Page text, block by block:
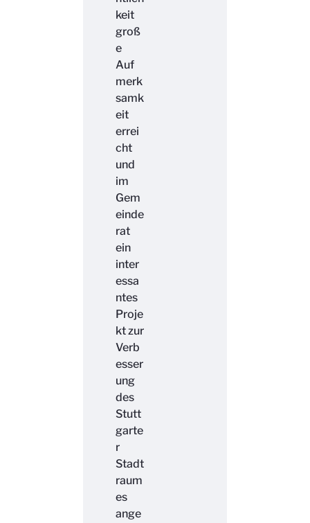
keit
groß
e
Auf
merk
samk
eit
errei
cht
und
im
Gem
einde
rat
ein
inter
essa
ntes
Proje
kt zur
Verb
esser
ung
des
Stutt
garte
r
Stadt
raum
es
ange